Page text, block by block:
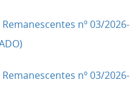
nº 03/2026-
nº 03/2026-